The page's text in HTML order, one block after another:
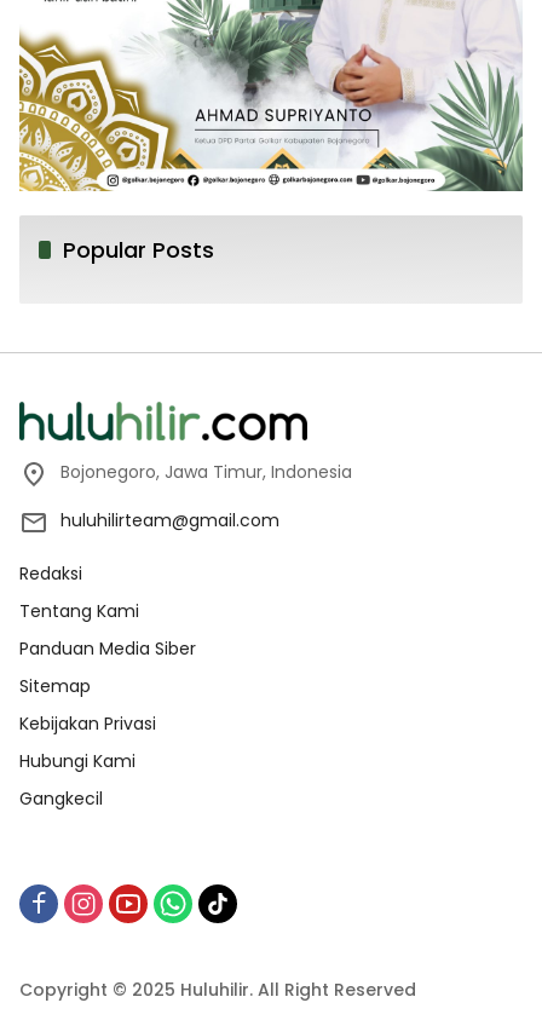
Popular Posts
Bojonegoro, Jawa Timur, Indonesia
huluhilirteam@gmail.com
Redaksi
Tentang Kami
Panduan Media Siber
Sitemap
Kebijakan Privasi
Hubungi Kami
Gangkecil
Copyright © 2025 Huluhilir. All Right Reserved